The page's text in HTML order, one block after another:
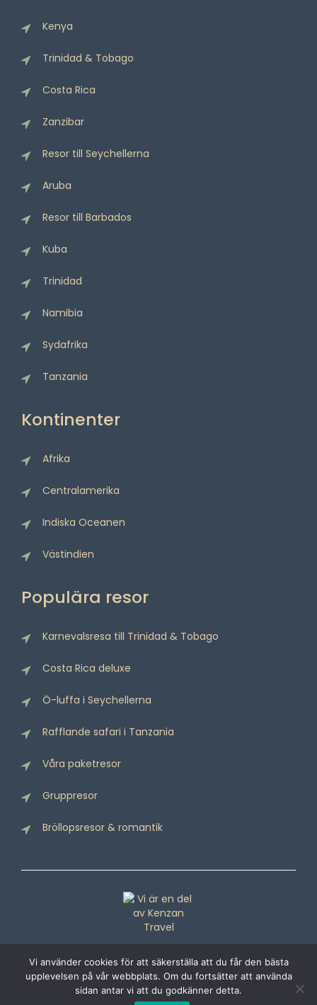
Kenya
Trinidad & Tobago
Costa Rica
Zanzibar
Resor till Seychellerna
Aruba
Resor till Barbados
Kuba
Trinidad
Namibia
Sydafrika
Tanzania
Kontinenter
Afrika
Centralamerika
Indiska Oceanen
Västindien
Populära resor
Karnevalsresa till Trinidad & Tobago
Costa Rica deluxe
Ö-luffa i Seychellerna
Rafflande safari i Tanzania
Våra paketresor
Gruppresor
Bröllopsresor & romantik
Vi använder cookies för att säkerställa att du får den bästa
upplevelsen på vår webbplats. Om du fortsätter att använda
sidan antar vi att du godkänner detta.